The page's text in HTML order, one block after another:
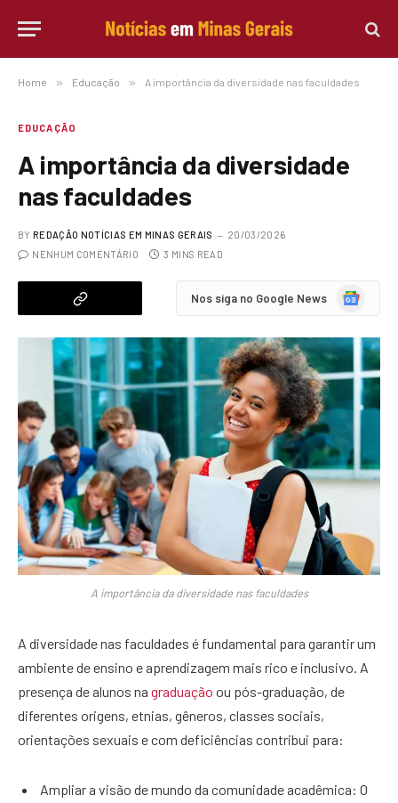
Home » Educação » A importância da diversidade nas faculdades
EDUCAÇÃO
A importância da diversidade
nas faculdades
BY REDAÇÃO NOTÍCIAS EM MINAS GERAIS
20/03/2026
NENHUM COMENTÁRIO
3 MINS READ
Nos siga no Google News
Google
A importância da diversidade nas faculdades
A diversidade nas faculdades é fundamental para garantir um
ambiente de ensino e aprendizagem mais rico e inclusivo. A
presença de alunos na graduação ou pós-graduação, de
diferentes origens, etnias, gêneros, classes sociais,
orientações sexuais e com deficiências contribui para:
Ampliar a visão de mundo da comunidade acadêmica: O